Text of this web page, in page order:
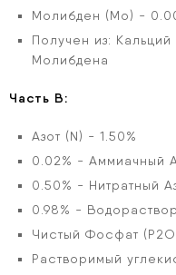
Молибден (Mo) -
Получен из:
Молибдена
Часть В:
Азот (N) - 1.50%
0.02% - Аммиачный
0.50% - Нитратный
0.98% -
Чистый Фосфат
Растворимый